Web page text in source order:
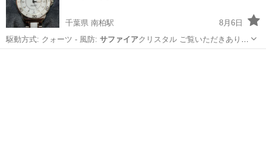
千葉県 南柏駅
8月6日
駆動方式: クォーツ - 風防: サファイアクリスタル ご覧いただきありが
とう…